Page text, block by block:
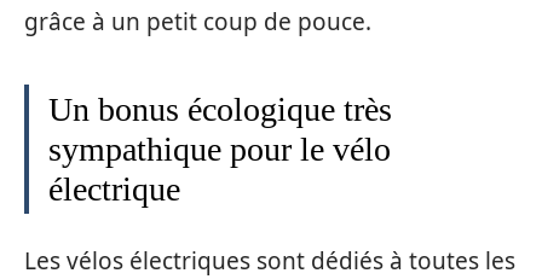
grâce à un petit coup de pouce.
Un bonus écologique très
sympathique pour le vélo
électrique
Les vélos électriques sont dédiés à toutes les